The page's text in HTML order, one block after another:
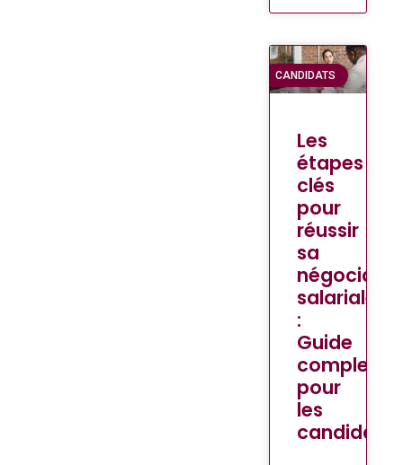
CANDIDATS
Les
étapes
clés
pour
réussir
sa
salariale
:
Guide
complet
pour
les
candidats